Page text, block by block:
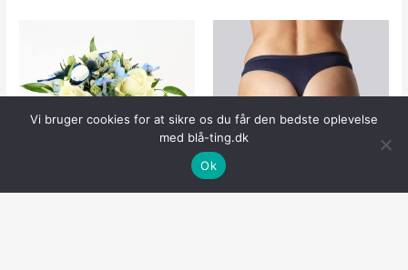
Vi bruger cookies for at sikre os du får den bedste oplevelse
med blå-ting.dk
Ok